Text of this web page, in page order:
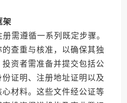
架
遵循一系列既定步骤。
查重与核准，以确保其独
资者需准备并提交包括公
证明、注册地址证明以及
材料。这些文件经公证等